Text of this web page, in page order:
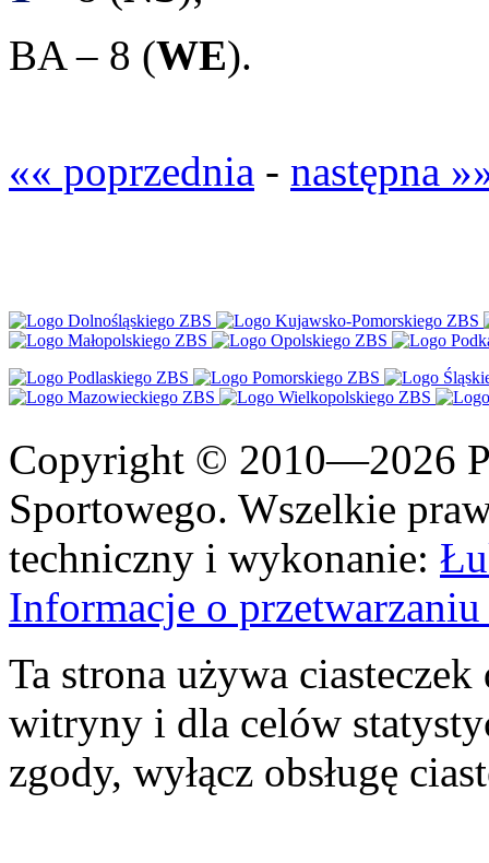
BA – 8 (WE).
«« poprzednia - następna
Copyright © 2010—2026
Sportowego. Wszelkie
techniczny i wykonanie:
Informacje o
Ta strona używa
witryny i dla celów
zgody, wyłącz obsługę